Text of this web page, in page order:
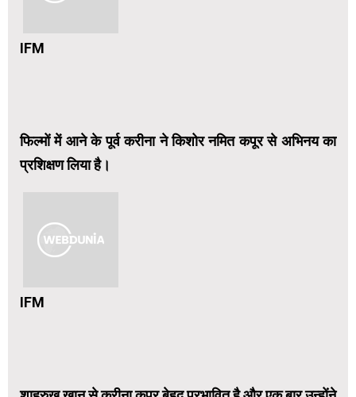
IFM
फिल्मों में आने के पूर्व करीना ने किशोर नमित कपूर से अभिनय का
प्रशिक्षण लिया है।
IFM